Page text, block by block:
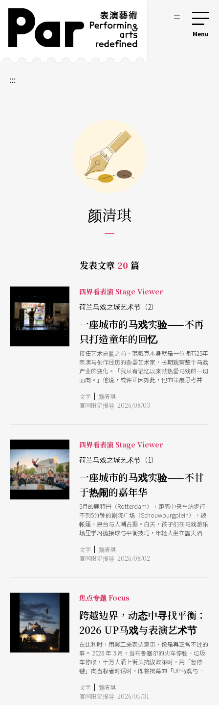
跳到主要内容区块
网站导览 :::
:::
颜清琪
发表文章 20 篇
四界看表演 Stage Viewer
荷兰马戏之城艺术节（2）
一座城市的马戏实验——不再
只打造童年的回忆
接任艺术总监之前，范戴克本身就是一位拥有25年
表演与创作经历的杂耍艺术家，长期观察整个马戏
产业的变化。「我从有记忆以来就热爱马戏的一切
面向。」他说，或许正因如此，他的策展思考并不
代马戏，也了解较传统的形式。我认为自己可以成
为两者之间的桥梁，它们不应被过度区分。」
文字 | 颜清琪
官网限定报导 2026/08/03
四界看表演 Stage Viewer
荷兰马戏之城艺术节（1）
一座城市的马戏实验——不甘
于热闹的嘉年华
5月的鹿特丹（Rotterdam），距离中央车站步行
不到5分钟的剧院广场（Schouwburgplein），被
帐篷、舞台与人潮占据。白天，孩子们在马戏游乐
场里学习抛接球与平衡技巧，年轻人坐在露天酒吧
好者则穿梭于各个表演空间之间。广场上的免费演
出、剧院里的售票节目、孩子的工作坊与成人限定
Festival）规模并不算大，然而，在小而美的艺术
节背后，其所肩负的任务，远不只是办一场热闹的
嘉年华。艺术总监门诺．范戴克（Menno van
Dyke）说：「15年前创立之初，它真正面对的，
是荷兰当代马戏产业几乎不存在的现实。」 因完
立，由鹿特丹的卢克索剧院（Luxor Theater）及
鹿特丹剧院（Theater Rotterdam）、Codarts马
戏学院（Codarts Circus Art），与本地的
Rotjeknor青少年马戏团共同发起。当时荷兰虽然
已有马戏高等教育体系，却缺乏创作与演出市场，
国内没有成熟的当代马戏团队，观众对这项艺术形
式也十分陌生。除了偶尔来访的国际团队，当代马
文字 | 颜清琪
官网限定报导 2026/08/02
焦点专题 Focus
跨越边界，动态中寻找平衡：
2026 UP马戏与表演艺术节
在比利时，用罢工来表达意见，像是再正常不过的
事。 2026 年 3 月，当布鲁塞尔的火车停驶、垃圾
车停收，十万人涌上街头抗议政策时，用「暂停
键」向当权者对话时，即将揭幕的「UP马戏与表
Festival），也同样陷入内部治理的危机风暴。一
场发生在开幕前夕的集体罢工，不仅令艺术节一度
文字 | 颜清琪
官网限定报导 2026/05/31